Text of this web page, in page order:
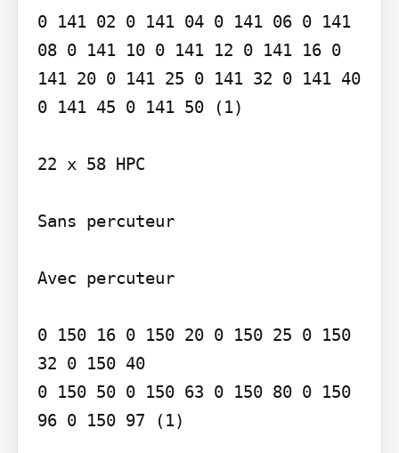
0 141 02 0 141 04 0 141 06 0 141
08 0 141 10 0 141 12 0 141 16 0
141 20 0 141 25 0 141 32 0 141 40
0 141 45 0 141 50 (1)
22 x 58 HPC
Sans percuteur
Avec percuteur
0 150 16 0 150 20 0 150 25 0 150
32 0 150 40
0 150 50 0 150 63 0 150 80 0 150
96 0 150 97 (1)